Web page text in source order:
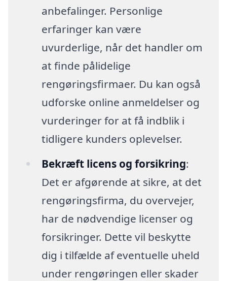
anbefalinger. Personlige
erfaringer kan være
uvurderlige, når det handler om
at finde pålidelige
rengøringsfirmaer. Du kan også
udforske online anmeldelser og
vurderinger for at få indblik i
tidligere kunders oplevelser.
Bekræft licens og forsikring:
Det er afgørende at sikre, at det
rengøringsfirma, du overvejer,
har de nødvendige licenser og
forsikringer. Dette vil beskytte
dig i tilfælde af eventuelle uheld
under rengøringen eller skader